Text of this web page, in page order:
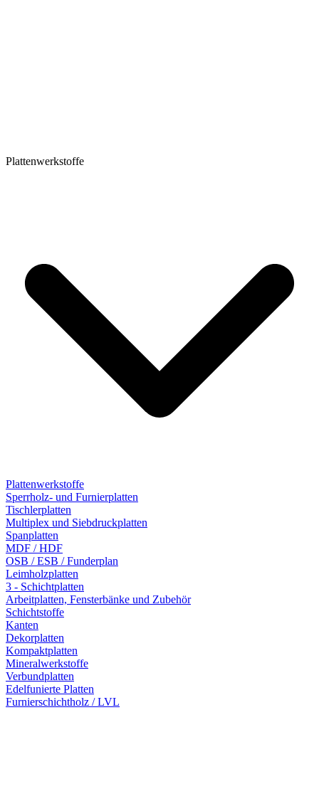
Plattenwerkstoffe
Plattenwerkstoffe
Sperrholz- und Furnierplatten
Tischlerplatten
Multiplex und Siebdruckplatten
Spanplatten
MDF / HDF
OSB / ESB / Funderplan
Leimholzplatten
3 - Schichtplatten
Arbeitplatten, Fensterbänke und Zubehör
Schichtstoffe
Kanten
Dekorplatten
Kompaktplatten
Mineralwerkstoffe
Verbundplatten
Edelfunierte Platten
Furnierschichtholz / LVL